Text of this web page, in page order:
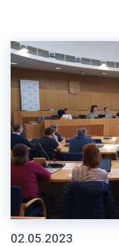
02.05.2023